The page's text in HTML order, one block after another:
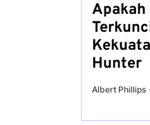
Apakah
Hunter
Albert Phillips